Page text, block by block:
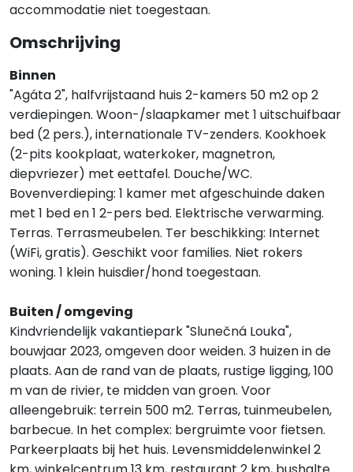
accommodatie niet toegestaan.
Omschrijving
Binnen
"Agáta 2", halfvrijstaand huis 2-kamers 50 m2 op 2
verdiepingen. Woon-/slaapkamer met 1 uitschuifbaar
bed (2 pers.), internationale TV-zenders. Kookhoek
(2-pits kookplaat, waterkoker, magnetron,
diepvriezer) met eettafel. Douche/WC.
Bovenverdieping: 1 kamer met afgeschuinde daken
met 1 bed en 1 2-pers bed. Elektrische verwarming.
Terras. Terrasmeubelen. Ter beschikking: Internet
(WiFi, gratis). Geschikt voor families. Niet rokers
woning. 1 klein huisdier/hond toegestaan.
Buiten / omgeving
Kindvriendelijk vakantiepark "Slunečná Louka",
bouwjaar 2023, omgeven door weiden. 3 huizen in de
plaats. Aan de rand van de plaats, rustige ligging, 100
m van de rivier, te midden van groen. Voor
alleengebruik: terrein 500 m2. Terras, tuinmeubelen,
barbecue. In het complex: bergruimte voor fietsen.
Parkeerplaats bij het huis. Levensmiddelenwinkel 2